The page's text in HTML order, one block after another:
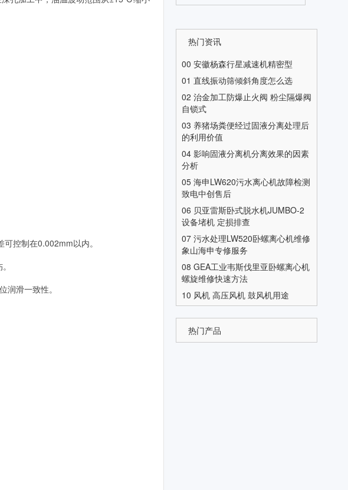
控制在0.002mm以内。
润滑一致性。
热门资讯
00 安徽杨森行星减速机精密型
01 直线振动筛倾斜角度怎么选
02 治金加工防爆止火阀 粉尘隔爆阀
自锁式
03 养猪场粪便经过固液分离处理后
的利用价值
04 影响固液分离机分离效果的因素
分析
05 海申LW620污水离心机故障检测
致电中创售后
06 贝亚雷斯卧式脱水机JUMBO-2
设备堵机 定损排查
07 污水处理LW520卧螺离心机维修
象山海申专修服务
08 GEA工业韦斯伐里亚卧螺离心机
螺旋维修快速方法
10 风机 高压风机 鼓风机用途
热门产品